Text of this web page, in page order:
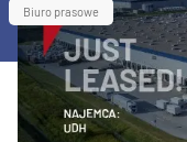
Biuro prasowe